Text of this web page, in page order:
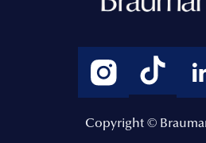
Copyright ©